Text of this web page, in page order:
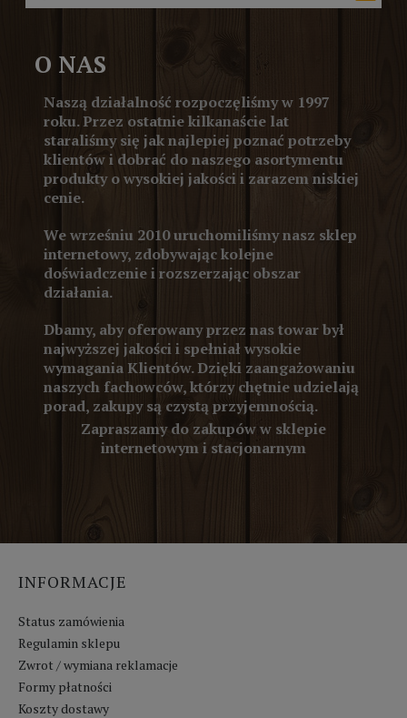
O NAS
Naszą działalność rozpoczęliśmy w 1997
roku. Przez ostatnie kilkanaście lat
staraliśmy się jak najlepiej poznać potrzeby
klientów i dobrać do naszego asortymentu
produkty o wysokiej jakości i zarazem niskiej
cenie.
We wrześniu 2010 uruchomiliśmy nasz sklep
internetowy, zdobywając kolejne
doświadczenie i rozszerzając obszar
działania.
Dbamy, aby oferowany przez nas towar był
najwyższej jakości i spełniał wysokie
wymagania Klientów. Dzięki zaangażowaniu
naszych fachowców, którzy chętnie udzielają
porad, zakupy są czystą przyjemnością.
Zapraszamy do zakupów w sklepie
internetowym i stacjonarnym
INFORMACJE
Status zamówienia
Regulamin sklepu
Zwrot / wymiana reklamacje
Formy płatności
Koszty dostawy